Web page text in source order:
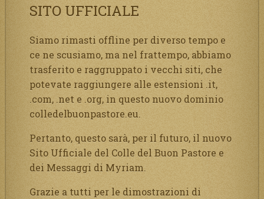
SITO UFFICIALE
Siamo rimasti offline per diverso tempo e
ce ne scusiamo, ma nel frattempo, abbiamo
trasferito e raggruppato i vecchi siti, che
potevate raggiungere alle estensioni .it,
.com, .net e .org, in questo nuovo dominio
colledelbuonpastore.eu.
Pertanto, questo sarà, per il futuro, il nuovo
Sito Ufficiale del Colle del Buon Pastore e
dei Messaggi di Myriam.
Grazie a tutti per le dimostrazioni di